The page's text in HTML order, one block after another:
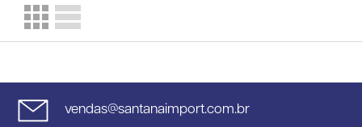
vendas@santanaimport.com.br